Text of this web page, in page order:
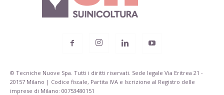
© Tecniche Nuove Spa. Tutti i diritti riservati. Sede legale Via Eritrea 21 -
20157 Milano | Codice fiscale, Partita IVA e Iscrizione al Registro delle
imprese di Milano: 00753480151